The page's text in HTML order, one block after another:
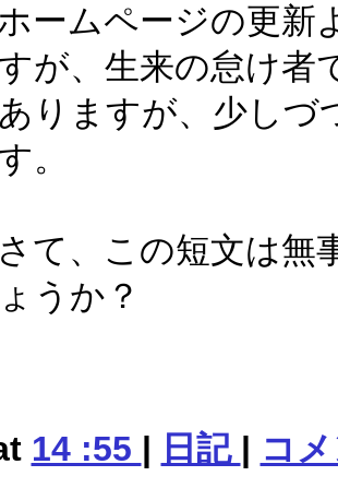
ームページの更新
が、生来の怠け者
りますが、少しづ
。
て、この短文は無
うか？
14 :55 | 日記 | コ